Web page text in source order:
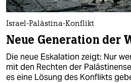
Israel-Palästina-Konflikt
Neue Generation der
Die neue Eskalation zeigt: Nur
mit den Rechten der
es eine Lösung des Konflikts